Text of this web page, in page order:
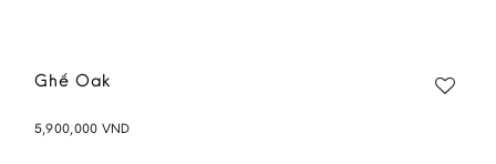
Ghế Oak
5,900,000 VND